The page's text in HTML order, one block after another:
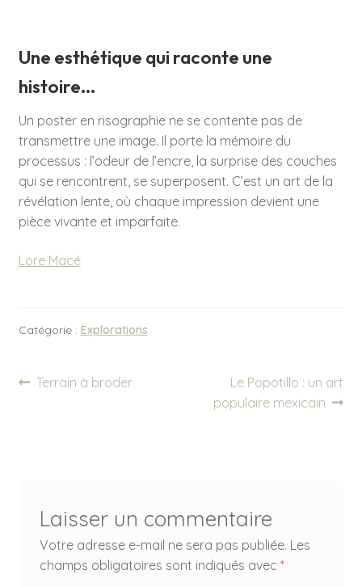
Une esthétique qui raconte une
histoire…
Un poster en risographie ne se contente pas de
transmettre une image. Il porte la mémoire du
processus : l’odeur de l’encre, la surprise des couches
qui se rencontrent, se superposent. C’est un art de la
révélation lente, où chaque impression devient une
pièce vivante et imparfaite.
Lore Macé
Catégorie : Explorations
Navigation
Article
Terrain à broder
Article
suivant :
Le Popotillo : un art
populaire mexicain
Laisser un commentaire
Votre adresse e-mail ne sera pas publiée. Les
champs obligatoires sont indiqués avec *